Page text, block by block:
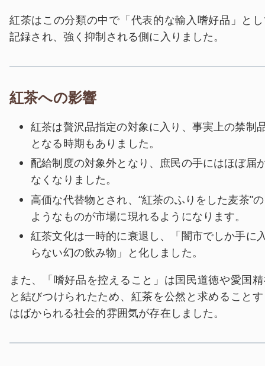
紅茶はこの分類の中で「代表的な輸入嗜好品」と
記録され、強く抑制される側に入りました。
紅茶への影響
紅茶は贅沢品指定の対象に入り、事実上の禁制
となる時期もありました。
配給制度の対象外となり、庶民の手にはほぼ届
なくなりました。
高価な代替物とされ、“紅茶のふりをした麦茶”の
ようなものが市場に現れるようになります。
紅茶文化は一時的に衰退し、「闇市でしか手に
らない幻の飲み物」と化しました。
また、「嗜好品を控えること」は国民道徳や愛国
と結びつけられたため、紅茶を公然と求めること
はばかられる社会的雰囲気が存在しました。